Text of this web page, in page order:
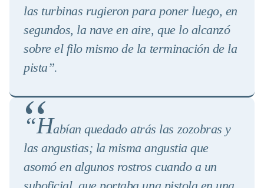
las turbinas rugieron para poner luego, en
segundos, la nave en aire, que lo alcanzó
sobre el filo mismo de la terminación de la
pista”.
“Habían quedado atrás las zozobras y
las angustias; la misma angustia que
asomó en algunos rostros cuando a un